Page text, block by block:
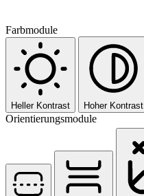
Farbmodule
Heller Kontrast Hoher Kontrast
Orientierungsmodule